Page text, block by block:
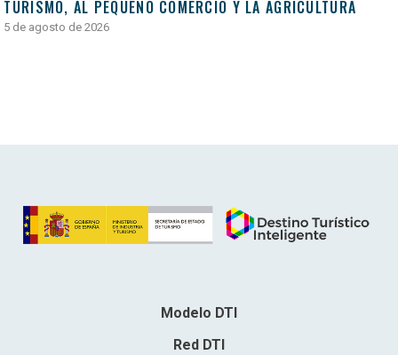
TURISMO, AL PEQUEÑO COMERCIO Y LA AGRICULTURA
5 de agosto de 2026
Modelo DTI
Red DTI